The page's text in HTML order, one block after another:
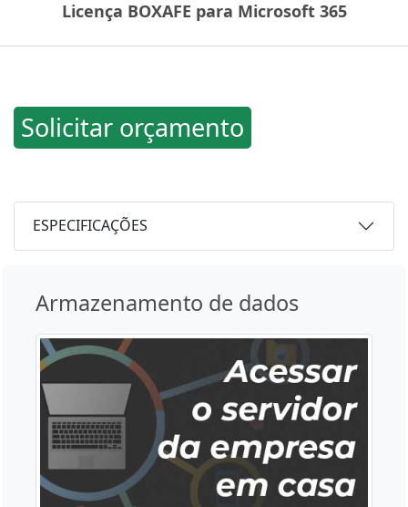
Licença BOXAFE para Microsoft 365
Solicitar orçamento
ESPECIFICAÇÕES
Armazenamento de dados